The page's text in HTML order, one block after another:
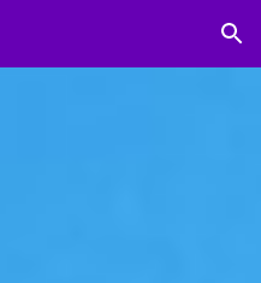
Skip to navigation